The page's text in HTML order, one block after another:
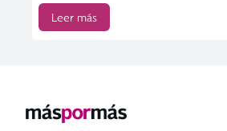
Leer más